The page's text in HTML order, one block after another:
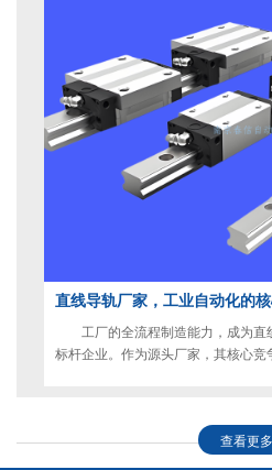
直线导轨厂家，工业自动化的
工厂的全流程制造能力，成为
标杆企业。作为源头厂家，其核心竞
查看更多